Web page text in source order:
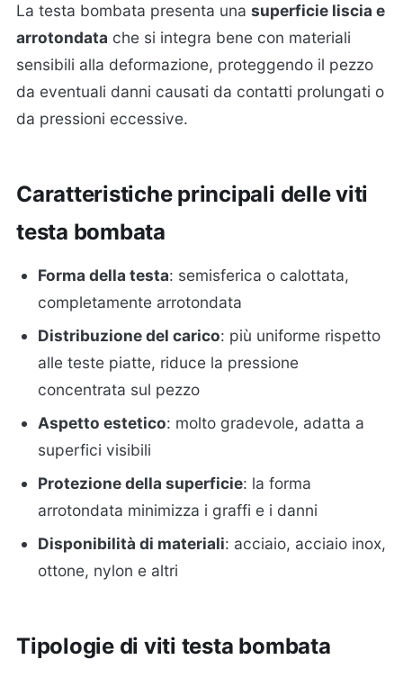
La testa bombata presenta una superficie liscia e
arrotondata che si integra bene con materiali
sensibili alla deformazione, proteggendo il pezzo
da eventuali danni causati da contatti prolungati o
da pressioni eccessive.
Caratteristiche principali delle viti
testa bombata
Forma della testa: semisferica o calottata,
completamente arrotondata
Distribuzione del carico: più uniforme rispetto
alle teste piatte, riduce la pressione
concentrata sul pezzo
Aspetto estetico: molto gradevole, adatta a
superfici visibili
Protezione della superficie: la forma
arrotondata minimizza i graffi e i danni
Disponibilità di materiali: acciaio, acciaio inox,
ottone, nylon e altri
Tipologie di viti testa bombata